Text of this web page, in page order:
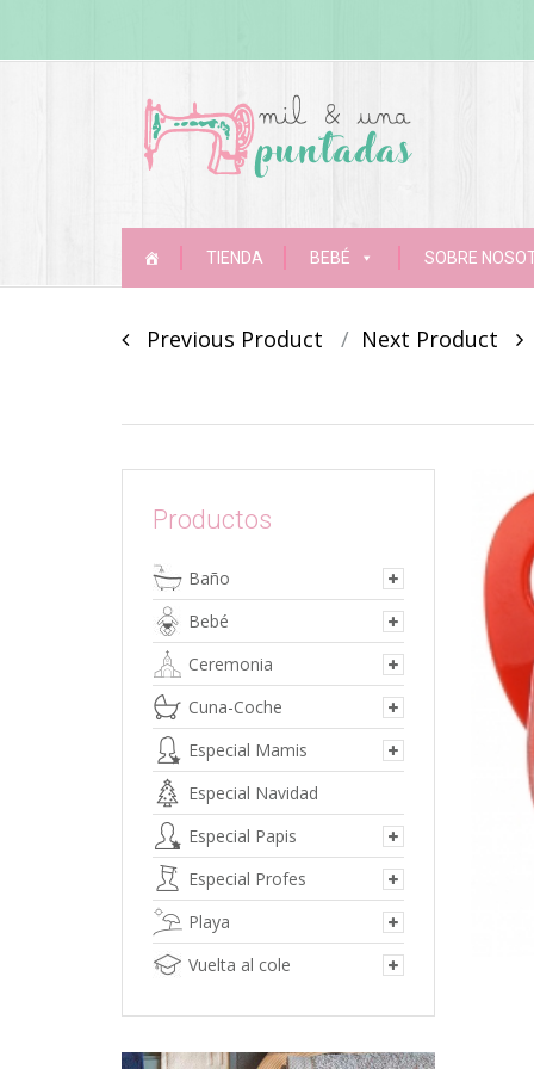
content
TIENDA BEBÉ SOBRE
Post
Previous Product Next Product
Productos
Baño
Bebé
Ceremonia
Cuna-Coche
Especial Mamis
Especial Navidad
Especial Papis
Especial Profes
Playa
Vuelta al cole